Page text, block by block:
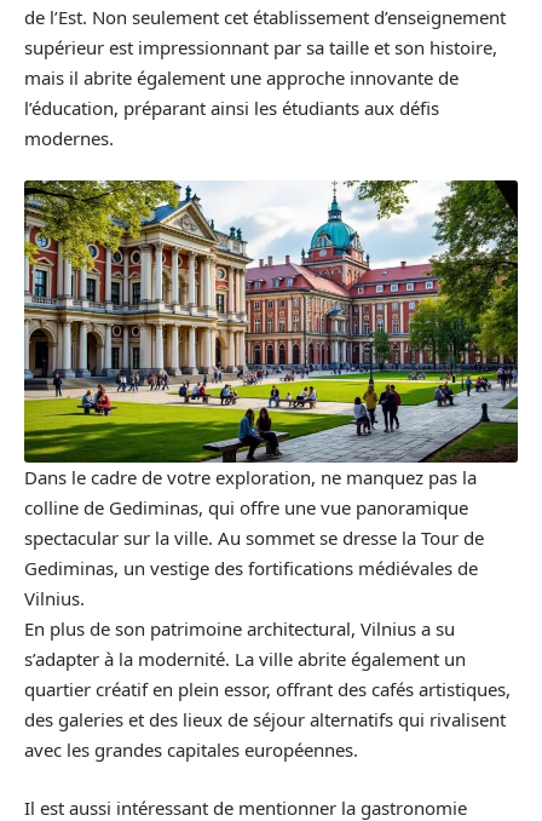
de l’Est. Non seulement cet établissement d’enseignement
supérieur est impressionnant par sa taille et son histoire,
mais il abrite également une approche innovante de
l’éducation, préparant ainsi les étudiants aux défis
modernes.
Dans le cadre de votre exploration, ne manquez pas la
colline de Gediminas, qui offre une vue panoramique
spectacular sur la ville. Au sommet se dresse la Tour de
Gediminas, un vestige des fortifications médiévales de
Vilnius.
En plus de son patrimoine architectural, Vilnius a su
s’adapter à la modernité. La ville abrite également un
quartier créatif en plein essor, offrant des cafés artistiques,
des galeries et des lieux de séjour alternatifs qui rivalisent
avec les grandes capitales européennes.
Il est aussi intéressant de mentionner la gastronomie